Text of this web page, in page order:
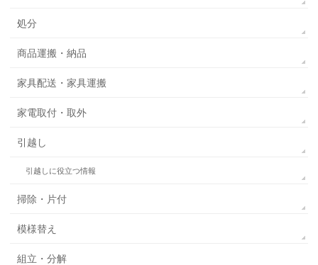
処分
商品運搬・納品
家具配送・家具運搬
家電取付・取外
引越し
引越しに役立つ情報
掃除・片付
模様替え
組立・分解